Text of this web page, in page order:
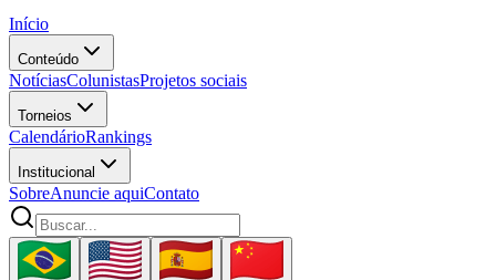
Início
Conteúdo
NotíciasColunistasProjetos sociais
Torneios
CalendárioRankings
Institucional
SobreAnuncie aquiContato